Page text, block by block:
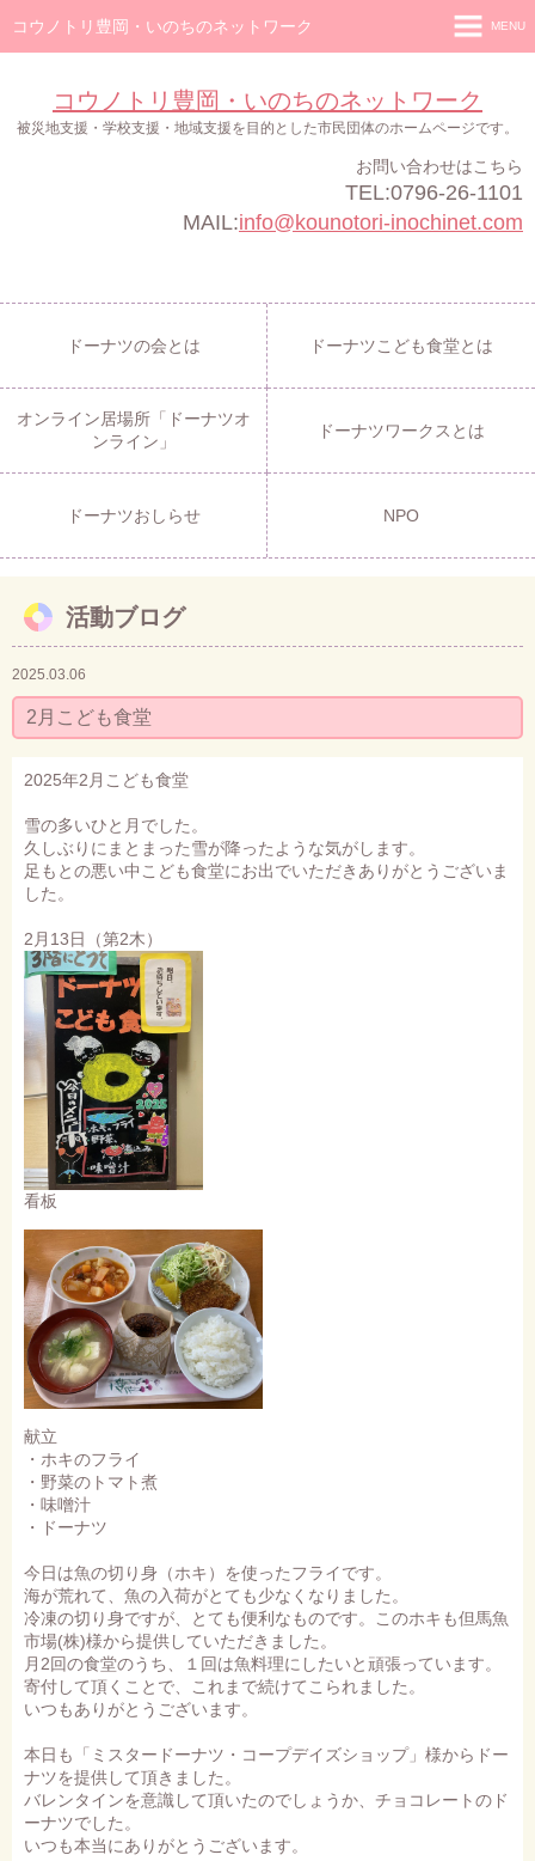
コウノトリ豊岡・いのちのネットワーク
コウノトリ豊岡・いのちのネットワーク
被災地支援・学校支援・地域支援を目的とした市民団体のホームページです。
お問い合わせはこちら
TEL:0796-26-1101
MAIL:info@kounotori-inochinet.com
MENU
ドーナツの会
オンライン居場所「ドーナツオンライン」
ドーナツの会とは ドーナツこども食堂とは
オンライン居場所「ドーナツオ
ンライン」
ドーナツワークスとは
ドーナツおしらせ NPO
活動ブログ
2025.03.06
2月こども食堂
2025年2月こども食堂
雪の多いひと月でした。
久しぶりにまとまった雪が降ったような気がします。
足もとの悪い中こども食堂にお出でいただきありがとうございま
した。
2月13日（第2木）
看板
献立
・ホキのフライ
・野菜のトマト煮
・味噌汁
・ドーナツ
今日は魚の切り身（ホキ）を使ったフライです。
海が荒れて、魚の入荷がとても少なくなりました。
冷凍の切り身ですが、とても便利なものです。このホキも但馬魚
市場(株)様から提供していただきました。
月2回の食堂のうち、１回は魚料理にしたいと頑張っています。
寄付して頂くことで、これまで続けてこられました。
いつもありがとうございます。
本日も「ミスタードーナツ・コープデイズショップ」様からドー
ナツを提供して頂きました。
バレンタインを意識して頂いたのでしょうか、チョコレートのド
ーナツでした。
いつも本当にありがとうございます。